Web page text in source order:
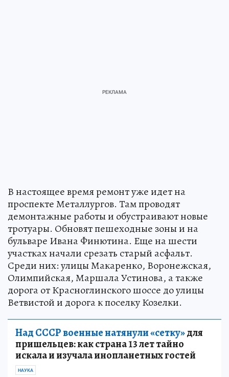
В настоящее время ремонт уже идет на
проспекте Металлургов. Там проводят
демонтажные работы и обустраивают новые
тротуары. Обновят пешеходные зоны и на
бульваре Ивана Финютина. Еще на шести
участках начали срезать старый асфальт.
Среди них: улицы Макаренко, Воронежская,
Олимпийская, Маршала Устинова, а также
дорога от Красноглинского шоссе до улицы
Ветвистой и дорога к поселку Козелки.
Над СССР военные натянули «сетку»для
пришельцев: как страна 13 лет тайно
искала и изучала инопланетных гостей
НАУКА